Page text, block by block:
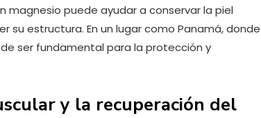
magnesio puede ayudar a conservar la piel
su estructura. En un lugar como Panamá, donde
ser fundamental para la protección y
y la recuperación del